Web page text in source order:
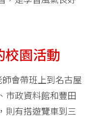
校園活動
會帶班上到名古屋
市政資料館和豐田
則有搭遊覽車到三